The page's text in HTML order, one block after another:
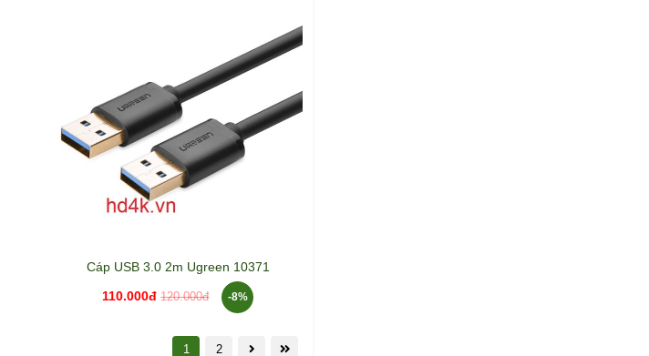
Cáp USB 3.0 2m Ugreen 10371
110.000đ 120.000đ -8%
1 2